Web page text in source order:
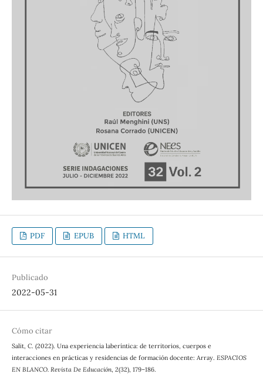
PDF EPUB HTML
Publicado
2022-05-31
Cómo citar
Salit, C. (2022). Una experiencia laberíntica: de territorios, cuerpos e
interacciones en prácticas y residencias de formación docente: Array. ESPACIOS
EN BLANCO. Revista De Educación, 2(32), 179–186.